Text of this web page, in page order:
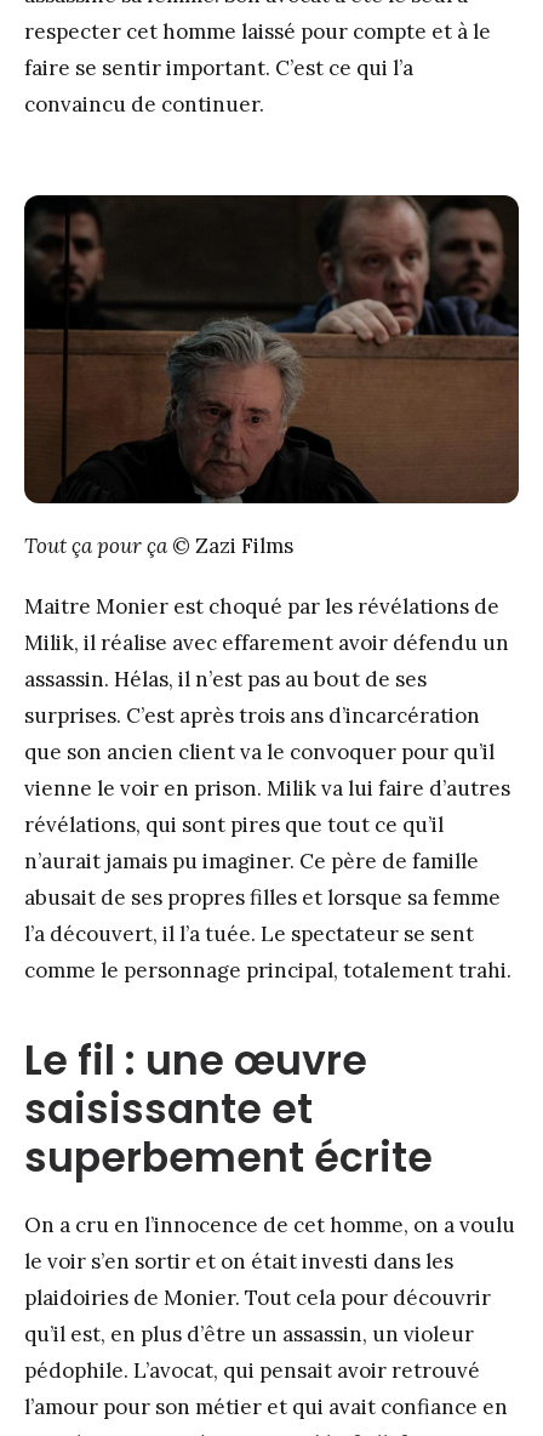
respecter cet homme laissé pour compte et à le
faire se sentir important. C’est ce qui l’a
convaincu de continuer.
Tout ça pour ça © Zazi Films
Maitre Monier est choqué par les révélations de
Milik, il réalise avec effarement avoir défendu un
assassin. Hélas, il n’est pas au bout de ses
surprises. C’est après trois ans d’incarcération
que son ancien client va le convoquer pour qu’il
vienne le voir en prison. Milik va lui faire d’autres
révélations, qui sont pires que tout ce qu’il
n’aurait jamais pu imaginer. Ce père de famille
abusait de ses propres filles et lorsque sa femme
l’a découvert, il l’a tuée. Le spectateur se sent
comme le personnage principal, totalement trahi.
Le fil : une œuvre
saisissante et
superbement écrite
On a cru en l’innocence de cet homme, on a voulu
le voir s’en sortir et on était investi dans les
plaidoiries de Monier. Tout cela pour découvrir
qu’il est, en plus d’être un assassin, un violeur
pédophile. L’avocat, qui pensait avoir retrouvé
l’amour pour son métier et qui avait confiance en